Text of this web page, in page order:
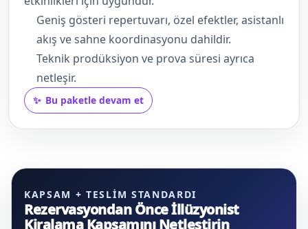
Geniş gösteri repertuvarı, özel efektler, asistanlı
akış ve sahne koordinasyonu dahildir.
Teknik prodüksiyon ve prova süresi ayrıca
netleşir.
Bu paketle devam et
KAPSAM + TESLIM STANDARDI
Rezervasyondan Önce İllüzyonist
Kiralama Kapsamını Netleştirin